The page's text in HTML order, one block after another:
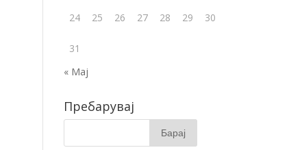
24 25 26 27 28 29 30
31
« Мај
Пребарувај